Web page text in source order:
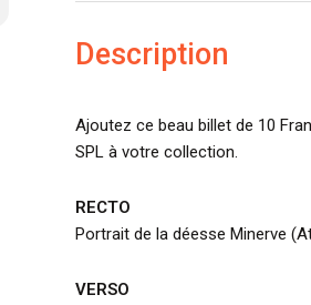
Description
Ajoutez ce beau billet de 10
SPL à votre collection.
RECTO
Portrait de la déesse Minerve
VERSO